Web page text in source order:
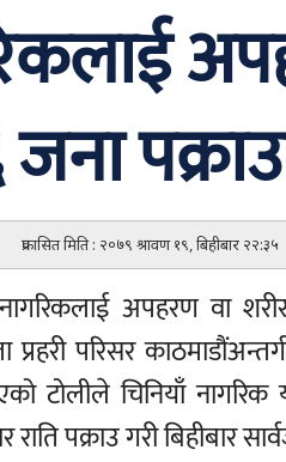
पक्राउ
प्रकासित मिति : २०७९ श्रावण १९, बिहीबार २२:३५
नागरिकलाई अपहरण वा
परिसर
टोलीले चिनियाँ
पक्राउ गरी बिहीबार